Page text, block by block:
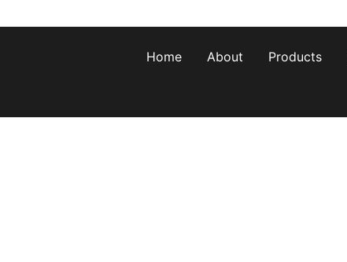
Home About Products